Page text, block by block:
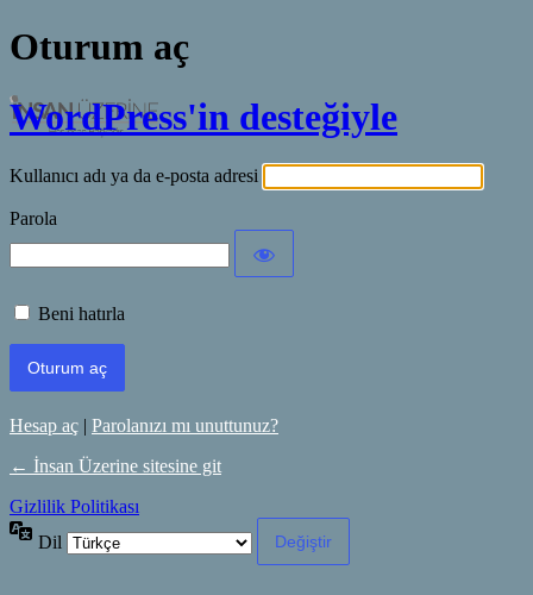
Oturum aç
WordPress'in desteğiyle
Kullanıcı adı ya da e-posta adresi
Parola
Beni hatırla
Hesap aç | Parolanızı mı unuttunuz?
← İnsan Üzerine sitesine git
Gizlilik Politikası
Dil